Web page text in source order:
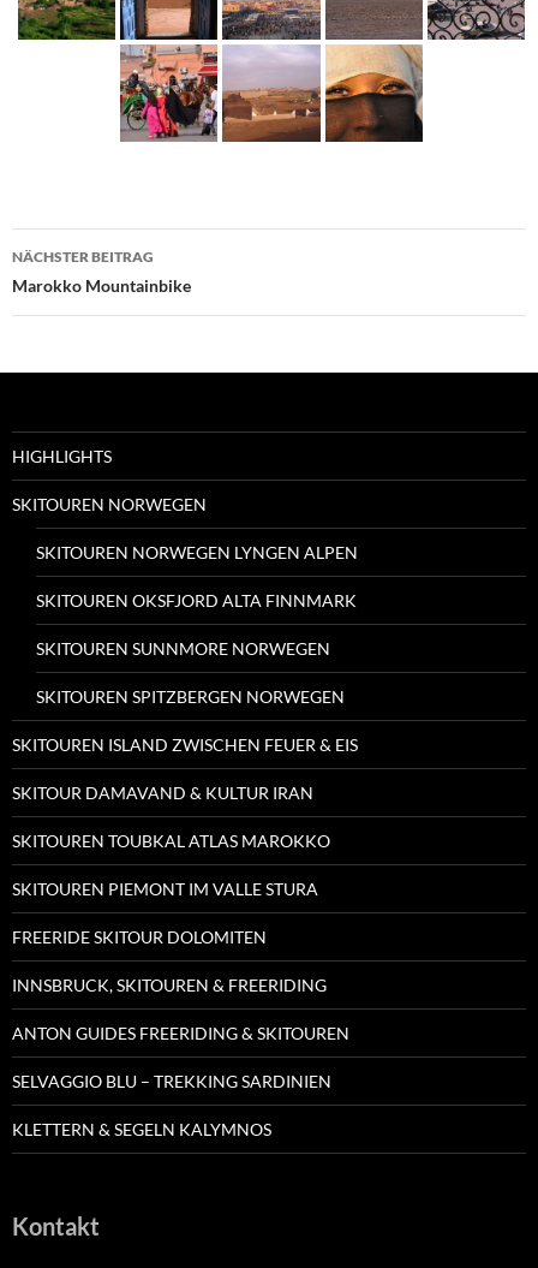
Beitragsnavigation
NÄCHSTER BEITRAG
Marokko Mountainbike
HIGHLIGHTS
SKITOUREN NORWEGEN
SKITOUREN NORWEGEN LYNGEN ALPEN
SKITOUREN OKSFJORD ALTA FINNMARK
SKITOUREN SUNNMORE NORWEGEN
SKITOUREN SPITZBERGEN NORWEGEN
SKITOUREN ISLAND ZWISCHEN FEUER & EIS
SKITOUR DAMAVAND & KULTUR IRAN
SKITOUREN TOUBKAL ATLAS MAROKKO
SKITOUREN PIEMONT IM VALLE STURA
FREERIDE SKITOUR DOLOMITEN
INNSBRUCK, SKITOUREN & FREERIDING
ANTON GUIDES FREERIDING & SKITOUREN
SELVAGGIO BLU – TREKKING SARDINIEN
KLETTERN & SEGELN KALYMNOS
Kontakt